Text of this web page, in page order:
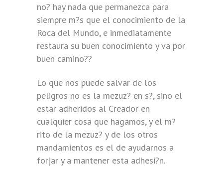
no? hay nada que permanezca para
siempre m?s que el conocimiento de la
Roca del Mundo, e inmediatamente
restaura su buen conocimiento y va por
buen camino??
Lo que nos puede salvar de los
peligros no es la mezuz? en s?, sino el
estar adheridos al Creador en
cualquier cosa que hagamos, y el m?
rito de la mezuz? y de los otros
mandamientos es el de ayudarnos a
forjar y a mantener esta adhesi?n.